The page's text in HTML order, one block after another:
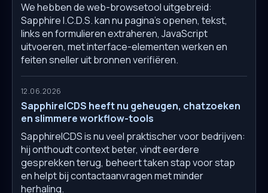
We hebben de web-browsetool uitgebreid:
Sapphire I.C.D.S. kan nu pagina's openen, tekst,
links en formulieren extraheren, JavaScript
uitvoeren, met interface-elementen werken en
feiten sneller uit bronnen verifiëren.
12.06.2026
SapphireICDS heeft nu geheugen, chatzoeken
en slimmere workflow-tools
SapphireICDS is nu veel praktischer voor bedrijven:
hij onthoudt context beter, vindt eerdere
gesprekken terug, beheert taken stap voor stap
en helpt bij contactaanvragen met minder
herhaling.